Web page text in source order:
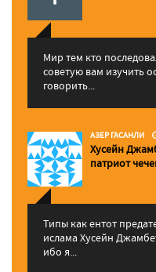
Мир тем кто
советую вам изучить
говорить...
АЗЕР ГАСАНЛИ
Хусейн
патриот
Типы как ентот
ислама Хусейн
ибо я...